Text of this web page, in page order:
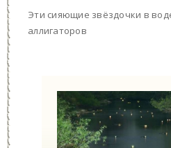
Эти сияющие звёздочки в
аллигаторов